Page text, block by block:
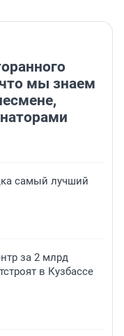
мы знаем
самый лучший
за 2 млрд
в Кузбассе